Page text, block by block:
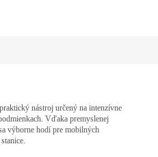
nástroj určený na intenzívne
Vďaka premyslenej
výborne hodí pre mobilných